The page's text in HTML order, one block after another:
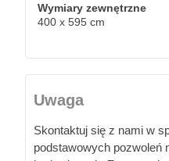
Wymiary zewnętrzne
400 x 595 cm
Uwaga
Skontaktuj się z nami w
podstawowych pozwoleń